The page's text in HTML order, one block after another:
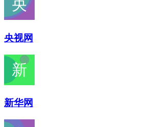
央视网
新华网